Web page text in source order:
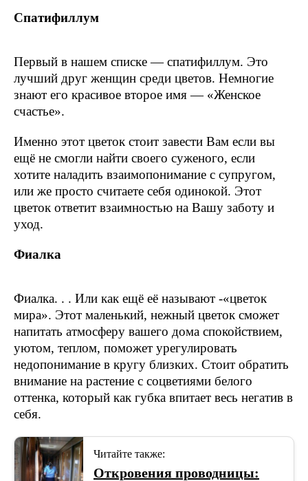
Спатифиллум
Первый в нашем списке — спатифиллум. Это
лучший друг женщин среди цветов. Немногие
знают его красивое второе имя — «Женское
счастье».
Именно этот цветок стоит завести Вам если вы
ещё не смогли найти своего суженого, если
хотите наладить взаимопонимание с супругом,
или же просто считаете себя одинокой. Этот
цветок ответит взаимностью на Вашу заботу и
уход.
Фиалка
Фиалка. . . Или как ещё её называют -«цветок
мира». Этот маленький, нежный цветок сможет
напитать атмосферу вашего дома спокойствием,
уютом, теплом, поможет урегулировать
недопонимание в кругу близких. Стоит обратить
внимание на растение с соцветиями белого
оттенка, который как губка впитает весь негатив в
себя.
Читайте также:
Откровения проводницы: